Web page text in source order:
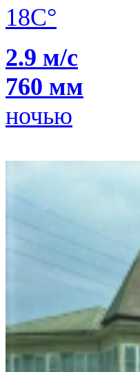
18C°
2.9 м/с
760 мм
ночью